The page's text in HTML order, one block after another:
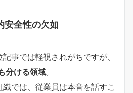
安全性の欠如
事では軽視されがちですが、
分ける領域。
では、従業員は本音を話すこ